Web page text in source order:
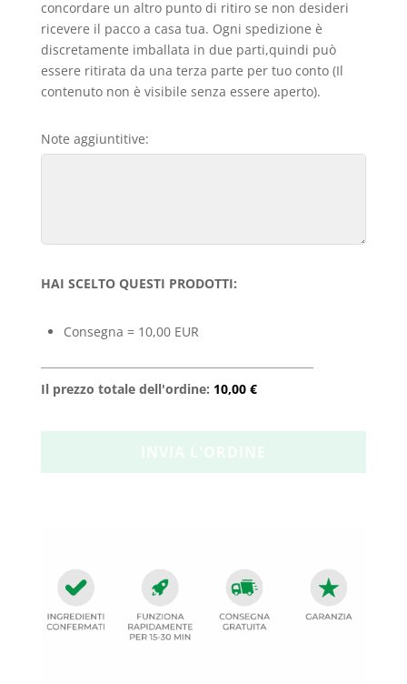
concordare un altro punto di ritiro se non desideri
ricevere il pacco a casa tua. Ogni spedizione è
discretamente imballata in due parti,quindi può
essere ritirata da una terza parte per tuo conto (Il
contenuto non è visibile senza essere aperto).
Note aggiuntitive:
HAI SCELTO QUESTI PRODOTTI:
Consegna = 10,00 EUR
Il prezzo totale dell'ordine: 10,00 €